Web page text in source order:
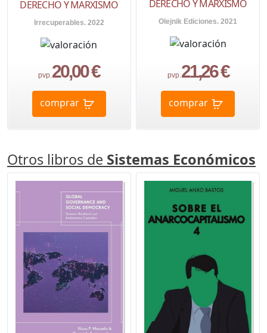
DERECHO Y MARXISMO
Irrecuperables. 2022
pvp.20,00 €
comprar
DERECHO Y MARXISMO
Olejnik Ediciones. 2021
pvp.21,26 €
comprar
Otros libros de Sistemas Económicos